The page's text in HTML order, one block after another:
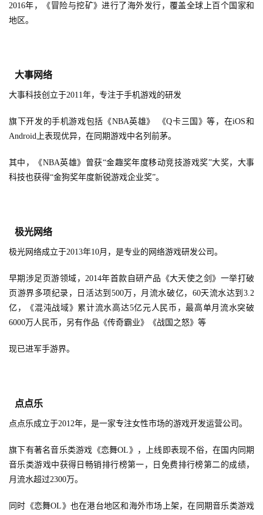
金
茶
7
3
日
对
接
会
上
海
站
文
(
国
)
2016年，《冒险与挖矿》进行了海外发行，覆盖全球上百个国家和
地区。
大事网络
大事科技创立于2011年，专注于手机游戏的研发
旗下开发的手机游戏包括《NBA英雄》 《Q卡三国》等，在iOS和
Android上表现优异，在同期游戏中名列前茅。
其中，《NBA英雄》曾获“金趣奖年度移动竞技游戏奖”大奖，大事
科技也获得“金狗奖年度新锐游戏企业奖”。
极光网络
极光网络成立于2013年10月，是专业的网络游戏研发公司。
早期涉足页游领域，2014年首款自研产品《大天使之剑》一举打破
页游界多项纪录，日活达到500万，月流水破亿，60天流水达到3.2
亿，《混沌战域》累计流水高达5亿元人民币，最高单月流水突破
6000万人民币，另有作品《传奇霸业》《战国之怒》等
现已进军手游界。
点点乐
点点乐成立于2012年，是一家专注女性市场的游戏开发运营公司。
旗下有著名音乐类游戏《恋舞OL》，上线即表现不俗，在国内同期
音乐类游戏中获得日畅销排行榜第一，日免费排行榜第二的成绩，
月流水超过2300万。
同时《恋舞OL》也在港台地区和海外市场上架，在同期音乐类游戏